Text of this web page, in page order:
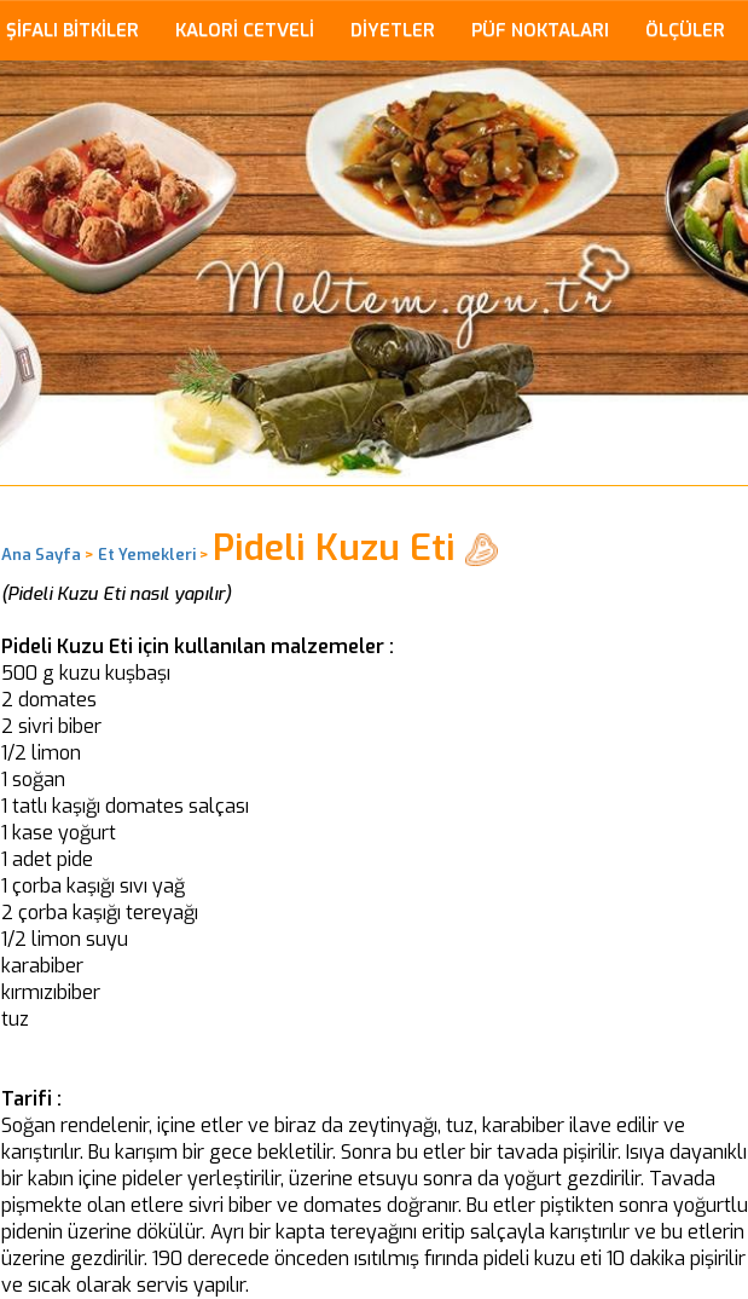
ŞİFALI BİTKİLER KALORİ CETVELİ DİYETLER PÜF NOKTALARI ÖLÇÜLER
Ana Sayfa > Et Yemekleri> Pideli Kuzu Eti
(Pideli Kuzu Eti nasıl yapılır)
Pideli Kuzu Eti için kullanılan malzemeler :
500 g kuzu kuşbaşı
2 domates
2 sivri biber
1/2 limon
1 soğan
1 tatlı kaşığı domates salçası
1 kase yoğurt
1 adet pide
1 çorba kaşığı sıvı yağ
2 çorba kaşığı tereyağı
1/2 limon suyu
karabiber
kırmızıbiber
tuz
Tarifi :
Soğan rendelenir, içine etler ve biraz da zeytinyağı, tuz, karabiber ilave edilir ve
karıştırılır. Bu karışım bir gece bekletilir. Sonra bu etler bir tavada pişirilir. Isıya dayanıklı
bir kabın içine pideler yerleştirilir, üzerine etsuyu sonra da yoğurt gezdirilir. Tavada
pişmekte olan etlere sivri biber ve domates doğranır. Bu etler piştikten sonra yoğurtlu
pidenin üzerine dökülür. Ayrı bir kapta tereyağını eritip salçayla karıştırılır ve bu etlerin
üzerine gezdirilir. 190 derecede önceden ısıtılmış fırında pideli kuzu eti 10 dakika pişirilir
ve sıcak olarak servis yapılır.